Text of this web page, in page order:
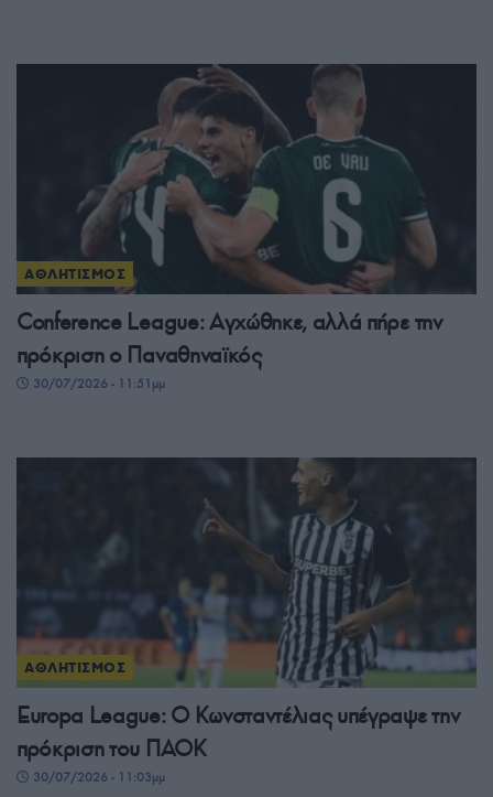
ΑΘΛΗΤΙΣΜΟΣ
Conference League: Αγχώθηκε, αλλά πήρε την
πρόκριση ο Παναθηναϊκός
30/07/2026 - 11:51μμ
ΑΘΛΗΤΙΣΜΟΣ
Europa League: Ο Κωνσταντέλιας υπέγραψε την
πρόκριση του ΠΑΟΚ
30/07/2026 - 11:03μμ